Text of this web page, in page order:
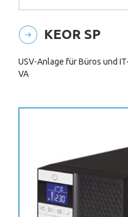
KEOR SP
USV-Anlage für Büros und
VA